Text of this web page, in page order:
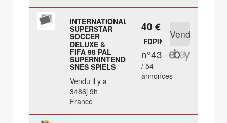
INTERNATIONAL
SUPERSTAR
SOCCER
DELUXE &
FIFA 98 PAL
SUPERNINTENDO
SNES SPIELS
Vendu il y a
3486j 9h
France
40 €
FDPIN
n°43
/ 54
annonces